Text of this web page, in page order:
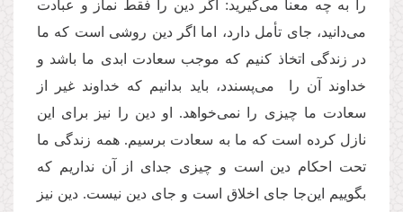
را به چه معنا می‌گیرید: اگر دین را فقط نماز و عبادت
می‌دانید، جای تأمل دارد، اما اگر دین روشی است که ما
در زندگی اتخاذ کنیم که موجب سعادت ابدی ما باشد و
خداوند آن را می‌پسندد، باید بدانیم که خداوند غیر از
سعادت ما چیزی را نمی‌خواهد. او دین را نیز برای این
نازل کرده است که ما به سعادت برسیم. همه زندگی ما
تحت احکام دین است و چیزی جدای از آن نداریم که
بگوییم این‌جا جای اخلاق است و جای دین نیست. دین نیز